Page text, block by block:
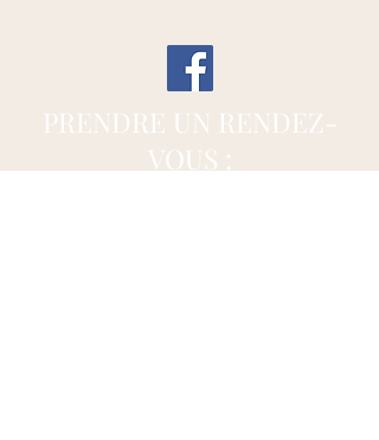
PRENDRE UN RENDEZ-
VOUS :